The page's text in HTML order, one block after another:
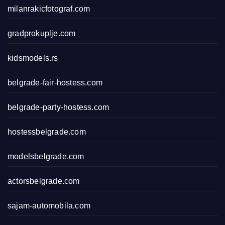
milanrakicfotograf.com
gradprokuplje.com
kidsmodels.rs
belgrade-fair-hostess.com
belgrade-party-hostess.com
hostessbelgrade.com
modelsbelgrade.com
actorsbelgrade.com
sajam-automobila.com